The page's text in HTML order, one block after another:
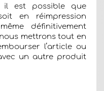
il est possible que
en réimpression
définitivement
mettrons tout en
l’article ou
un autre produit